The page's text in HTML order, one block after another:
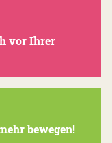
vor Ihrer
bewegen!